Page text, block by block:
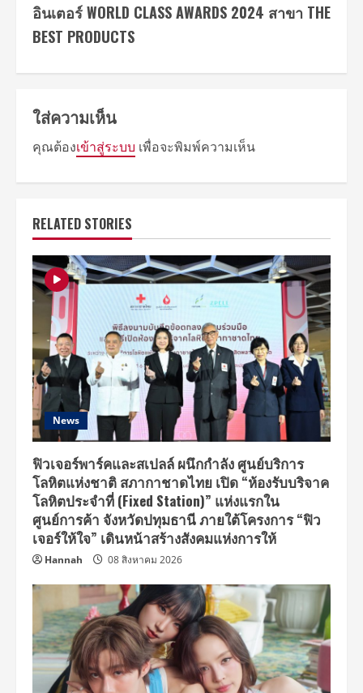
อินเตอร์ WORLD CLASS AWARDS 2024 สาขา THE
BEST PRODUCTS
ใส่ความเห็น
คุณต้องเข้าสู่ระบบ เพื่อจะพิมพ์ความเห็น
RELATED STORIES
News
ฟิวเจอร์พาร์คและสเปลล์ ผนึกกำลัง ศูนย์บริการ
โลหิตแห่งชาติ สภากาชาดไทย เปิด “ห้องรับบริจาค
โลหิตประจำที่ (Fixed Station)” แห่งแรกใน
ศูนย์การค้า จังหวัดปทุมธานี ภายใต้โครงการ “ฟิว
เจอร์ให้ใจ” เดินหน้าสร้างสังคมแห่งการให้
Hannah 08 สิงหาคม 2026